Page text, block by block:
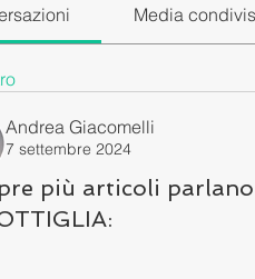
Media
Andrea Giacomelli
7 settembre 2024
più articoli